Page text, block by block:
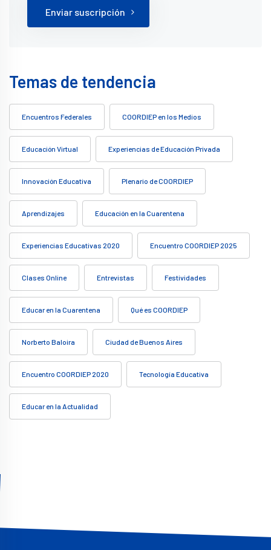
Enviar suscripción
Temas de tendencia
Encuentros Federales COORDIEP en los Medios
Educación Virtual Experiencias de Educación Privada
Innovación Educativa Plenario de COORDIEP
Aprendizajes Educación en la Cuarentena
Experiencias Educativas 2020 Encuentro COORDIEP 2025
Clases Online Entrevistas Festividades
Educar en la Cuarentena Qué es COORDIEP
Norberto Baloira Ciudad de Buenos Aires
Encuentro COORDIEP 2020 Tecnología Educativa
Educar en la Actualidad